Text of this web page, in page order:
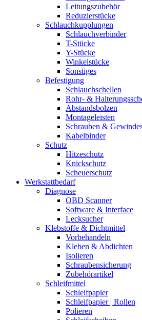
Leitungszubehör
Reduzierstücke
Schlauchkupplungen
Schlauchverbinder
T-Stücke
Y-Stücke
Winkelstücke
Sonstiges
Befestigung
Schlauchschellen
Rohr- &
Abstandsbolzen
Montageleisten
Schrauben &
Kabelbinder
Schutz
Hitzeschutz
Knickschutz
Scheuerschutz
Werkstattbedarf
Diagnose
OBD Scanner
Software & Interface
Lecksucher
Klebstoffe & Dichtmittel
Vorbehandeln
Kleben & Abdichten
Isolieren
Schraubensicherung
Zubehörartikel
Schleifmittel
Schleifpapier
Schleifpapier | Rollen
Polieren